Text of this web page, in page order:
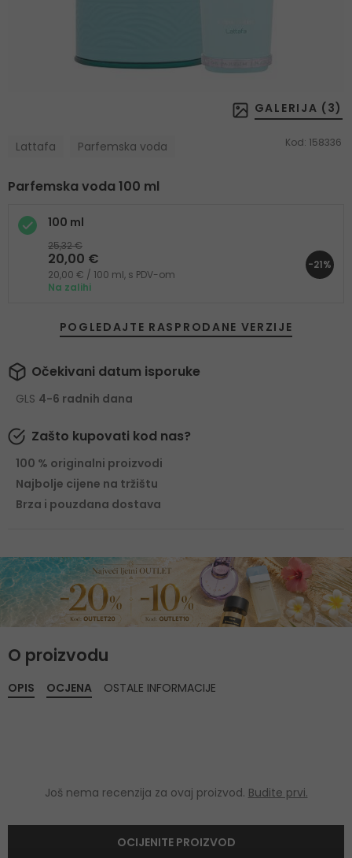
GALERIJA ( 3)
Lattafa Parfemska voda Kod: 158336
Parfemska voda 100 ml
100 ml
25,32 €
20,00 €
20,00 € / 100 ml, s PDV-om
Na zalihi
-21%
POGLEDAJTE RASPRODANE VERZIJE
Očekivani datum isporuke
GLS 4-6 radnih dana
Zašto kupovati kod nas?
100 % originalni proizvodi
Najbolje cijene na tržištu
Brza i pouzdana dostava
O proizvodu
OPIS OCJENA
Još nema recenzija za ovaj proizvod. Budite prvi.
OCIJENITE PROIZVOD
OSTALE INFORMACIJE